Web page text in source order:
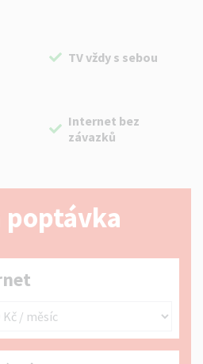
TV vždy s sebou
Internet bez
závazků
poptávka